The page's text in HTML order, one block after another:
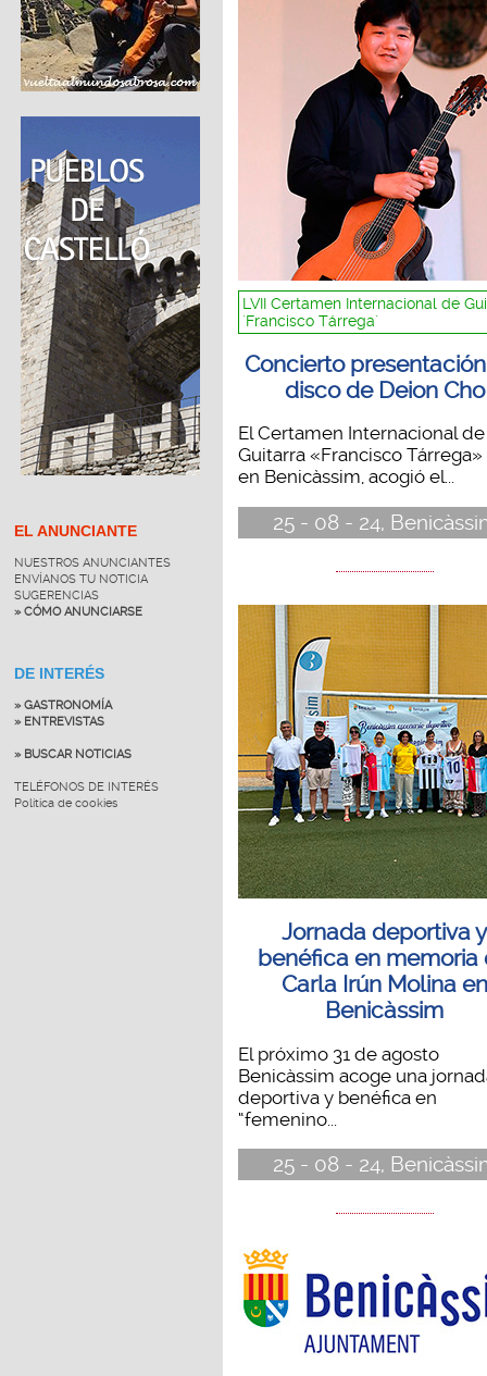
EL ANUNCIANTE
NUESTROS ANUNCIANTES
ENVÍANOS TU NOTICIA
SUGERENCIAS
» CÓMO ANUNCIARSE
DE INTERÉS
» GASTRONOMÍA
» ENTREVISTAS
» BUSCAR NOTICIAS
TELÉFONOS DE INTERÉS
Política de cookies
LVII Certamen Internacional de
´Francisco Tárrega´
Concierto
disco de Deion Cho
El Certamen Internacional de
Guitarra «Francisco Tárrega»
en Benicàssim, acogió el...
25 - 08 - 24,
Jornada deportiva y
benéfica en memoria
Carla Irún Molina en
Benicàssim
El próximo 31 de agosto
Benicàssim acoge una
deportiva y benéfica en
“femenino...
25 - 08 - 24,